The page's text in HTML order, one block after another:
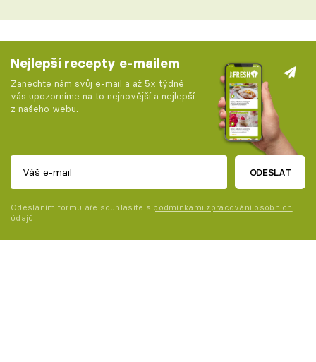
Nejlepší recepty e-mailem
Zanechte nám svůj e-mail a až 5x týdně
vás upozorníme na to nejnovější a nejlepší
z našeho webu.
ODESLAT
Odesláním formuláře souhlasíte s podmínkami zpracování osobních
údajů